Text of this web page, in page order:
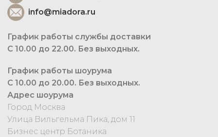
info@miadora.ru
График работы службы доставки
С 10.00 до 22.00. Без выходных.
График работы шоурума
С 10.00 до 20.00. Без выходных.
Адрес шоурума
Город Москва
Улица Вильгельма Пика, дом 11
Бизнес центр Ботаника